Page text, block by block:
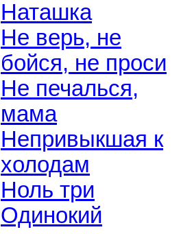
Наташка
Не верь, не
бойся, не проси
Не печалься,
мама
Непривыкшая к
холодам
Ноль три
Одинокий